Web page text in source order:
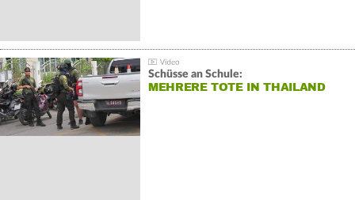
Schüsse an Schule:
MEHRERE TOTE IN THAILAND